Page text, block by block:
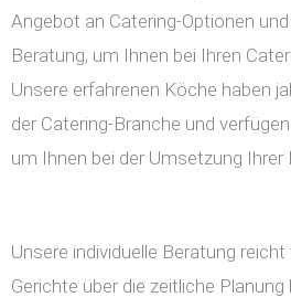
Angebot an Catering-Optionen
Beratung, um Ihnen bei Ihren
Unsere erfahrenen Köche haben
der Catering-Branche und
um Ihnen bei der Umsetzung Ihrer
Unsere individuelle Beratung
Gerichte über die zeitliche Planung